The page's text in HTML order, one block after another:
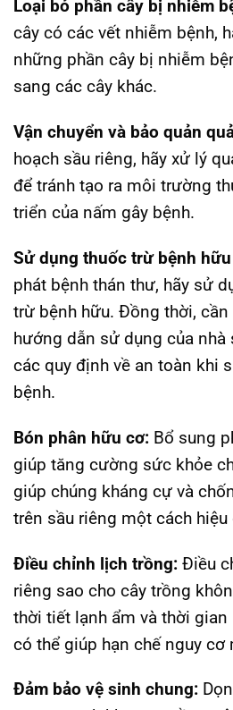
Loại bỏ phần cây bị nhiễm
cây có các vết nhiễm bệnh,
những phần cây bị nhiễm
sang các cây khác.
Vận chuyển và bảo quản
hoạch sầu riêng, hãy xử lý
để tránh tạo ra môi trường
triển của nấm gây bệnh.
Sử dụng thuốc trừ bệnh
phát bệnh thán thư, hãy sử
trừ bệnh hữu. Đồng thời,
hướng dẫn sử dụng của nhà
các quy định về an toàn khi
bệnh.
Bón phân hữu cơ: Bổ sung
giúp tăng cường sức khỏe
giúp chúng kháng cự và
trên sầu riêng một cách hiệu
Điều chỉnh lịch trồng: Điều
riêng sao cho cây trồng
thời tiết lạnh ẩm và thời gian
có thể giúp hạn chế nguy cơ
Đảm bảo vệ sinh chung: